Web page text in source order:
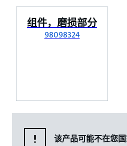
组件，磨损部分
98098324
该产品可能不在您